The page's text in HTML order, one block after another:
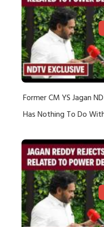
Former CM YS Jagan
Has Nothing To Do